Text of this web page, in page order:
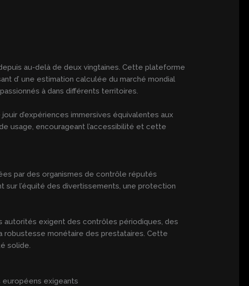
au-delà de deux vingtaines. Cette plateforme
d’ une estimation calculée du marché mondial
à dans différents territoires.
d’expériences immersives équivalentes aux
usage, encourageant l’accessibilité et cette
par des organismes de contrôle réputés
l’équité des divertissements, une protection
autorités exigent des contrôles périodiques, des
robustesse monétaire des prestataires. Cette
solide.
exigeants